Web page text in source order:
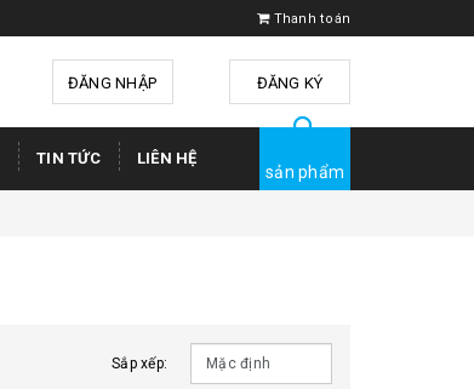
Thanh toán
ĐĂNG NHẬP ĐĂNG KÝ
TIN TỨC LIÊN HỆ
sản phẩm
Sắp xếp: